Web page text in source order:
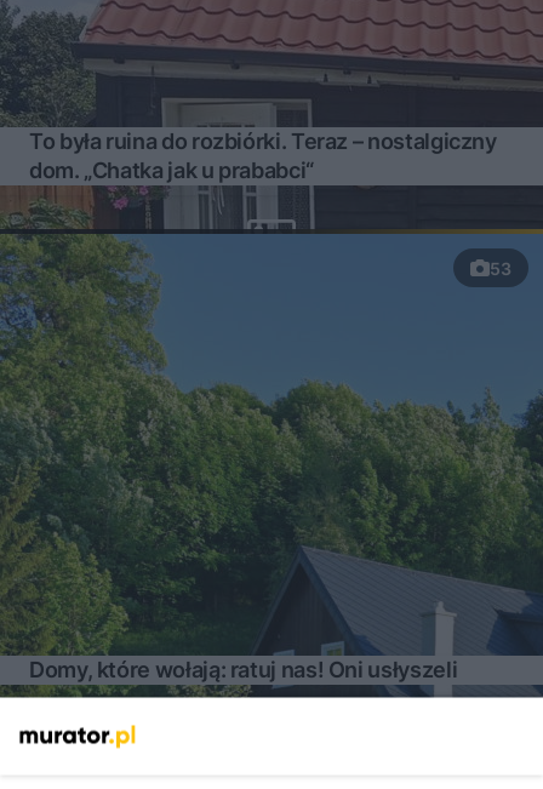
To była ruina do rozbiórki. Teraz – nostalgiczny
dom. „Chatka jak u prababci“
53
Domy, które wołają: ratuj nas! Oni usłyszeli